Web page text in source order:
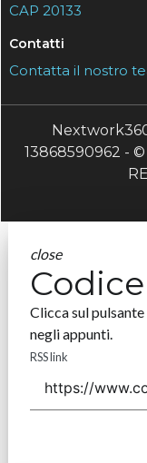
CAP 20133
Contatti
Contatta il nostro
13868590962 -
close
Clicca sul
negli appunti.
RSS link